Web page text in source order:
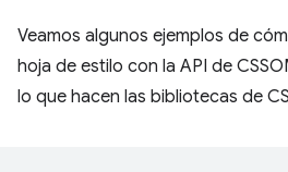
Veamos algunos ejemplos de
hoja de estilo con la API de
lo que hacen las bibliotecas de